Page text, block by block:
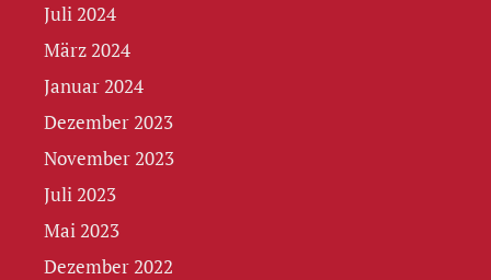
Juli 2024
März 2024
Januar 2024
Dezember 2023
November 2023
Juli 2023
Mai 2023
Dezember 2022